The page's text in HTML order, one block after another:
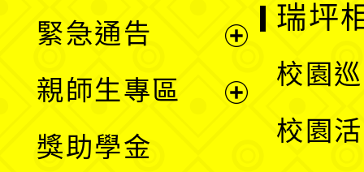
單
選
單
緊急通告
親師生專區
獎助學金
瑞坪
校園
校園